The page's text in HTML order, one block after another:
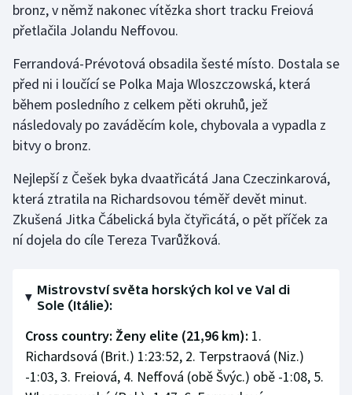
bronz, v němž nakonec vítězka short tracku Freiová
přetlačila Jolandu Neffovou.
Ferrandová-Prévotová obsadila šesté místo. Dostala se
před ni i loučící se Polka Maja Wloszczowská, která
během posledního z celkem pěti okruhů, jež
následovaly po zaváděcím kole, chybovala a vypadla z
bitvy o bronz.
Nejlepší z Češek byka dvaatřicátá Jana Czeczinkarová,
která ztratila na Richardsovou téměř devět minut.
Zkušená Jitka Čábelická byla čtyřicátá, o pět příček za
ní dojela do cíle Tereza Tvarůžková.
Mistrovství světa horských kol ve Val di
Sole (Itálie):
Cross country: Ženy elite (21,96 km): 1.
Richardsová (Brit.) 1:23:52, 2. Terpstraová (Niz.)
-1:03, 3. Freiová, 4. Neffová (obě Švýc.) obě -1:08, 5.